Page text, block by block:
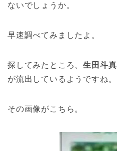
ないでしょうか。
早速調べてみましたよ。
探してみたところ、生田斗真
が流出しているようですね。
その画像がこちら。